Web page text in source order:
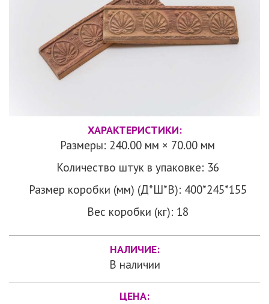
ХАРАКТЕРИСТИКИ:
Размеры: 240.00 мм × 70.00 мм
Количество штук в упаковке: 36
Размер коробки (мм) (Д*Ш*В): 400*245*155
Вес коробки (кг): 18
НАЛИЧИЕ:
В наличии
ЦЕНА: